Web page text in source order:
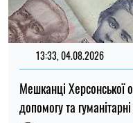
13:33, 04.08.2026
Мешканці Херсонської
допомогу та